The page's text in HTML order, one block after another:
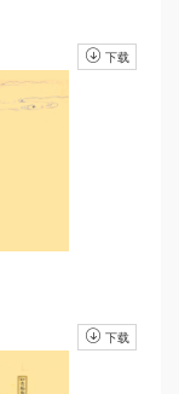
下载
下载